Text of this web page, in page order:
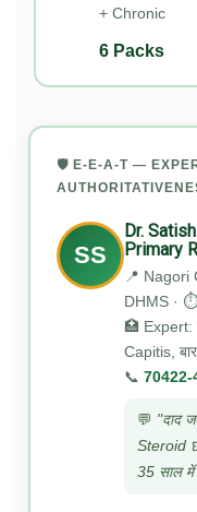
+ Chronic
6 Packs
🛡️ E-E-A-T —
SS
Dr.
Primary
📍 Nagori
DHMS ·
🏥 Expert:
Capitis,
📞 70422-
💬 "दाद
Steroid
35 साल